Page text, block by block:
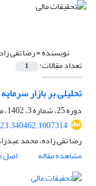
نویسنده =رضا تقی
تعداد مقالات: 1
تحلیلی بر بازار
دوره 25، شماره 3، 1402، صفحه
رضا تقی زاده، محمد
مشاهده مقاله
اصل